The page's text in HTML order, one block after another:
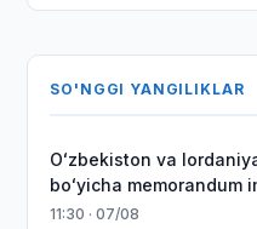
SO'NGGI YANGILIKLAR
Oʻzbekiston va
boʻyicha memorandum
11:30 · 07/08